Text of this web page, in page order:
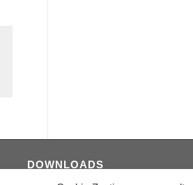
DOWNLOADS